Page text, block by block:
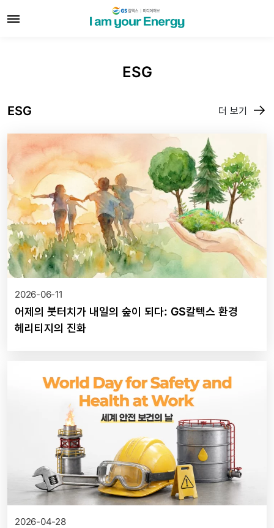
ESG
ESG 더 보기
2026-06-11
어제의 붓터치가 내일의 숲이 되다: GS칼텍스 환경
헤리티지의 진화
2026-04-28